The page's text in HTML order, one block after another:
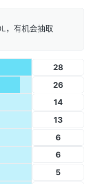
，有机会抽取
28
26
14
13
6
6
5